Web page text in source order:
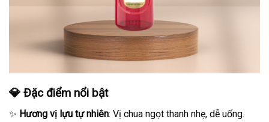
💎 Đặc điểm nổi bật
✨ Hương vị lựu tự nhiên: Vị chua ngọt thanh nhẹ, dễ uống.